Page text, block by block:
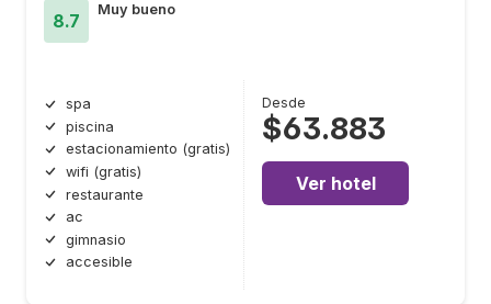
8.7
Muy bueno
spa
piscina
estacionamiento (gratis)
wifi (gratis)
restaurante
ac
gimnasio
accesible
Desde
$63.883
Ver hotel